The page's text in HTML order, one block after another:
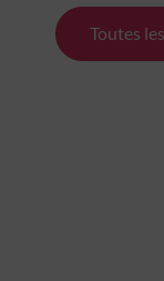
Toutes